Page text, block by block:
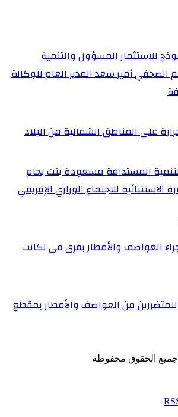
للاستثمار المسؤول والتنمية
الصحفي أمير سعد المدير العام للوكالة
على المناطق الشمالية من البلاد
المستدامة مسعودة بنت بحام
للاجتماع الوزاري الإفريقي
جراء العواصف والأمطار بقرى في تكانت
من العواصف والأمطار بمقطع